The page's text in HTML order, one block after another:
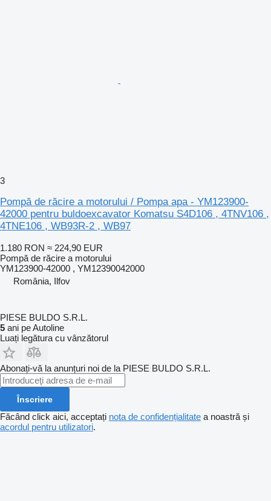
3
Pompă de răcire a motorului / Pompa apa - YM123900-
42000 pentru buldoexcavator Komatsu S4D106 , 4TNV106 ,
4TNE106 , WB93R-2 , WB97
1.180 RON ≈ 224,90 EUR
Pompă de răcire a motorului
YM123900-42000 , YM12390042000
România, Ilfov
PIESE BULDO S.R.L.
5 ani pe Autoline
Luați legătura cu vânzătorul
Abonați-vă la anunțuri noi de la PIESE BULDO S.R.L.
Înscriere
Făcând click aici, acceptați nota de confidențialitate a noastră și
acordul pentru utilizatori.